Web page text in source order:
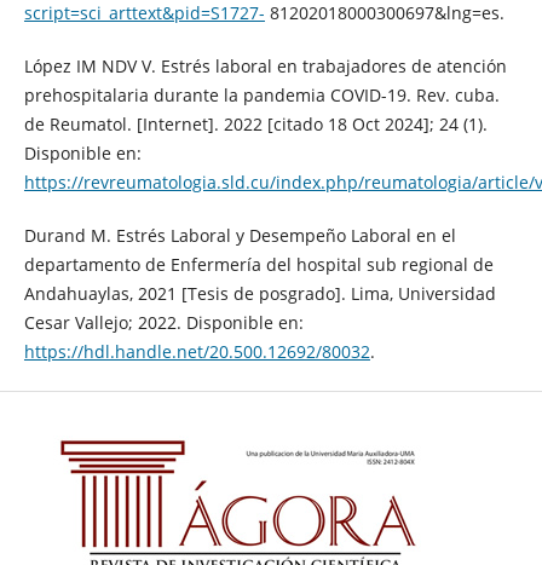
script=sci_arttext&pid=S1727- 81202018000300697&lng=es.
López IM NDV V. Estrés laboral en trabajadores de atención
prehospitalaria durante la pandemia COVID-19. Rev. cuba.
de Reumatol. [Internet]. 2022 [citado 18 Oct 2024]; 24 (1).
Disponible en:
https://revreumatologia.sld.cu/index.php/reumatologia/article/
Durand M. Estrés Laboral y Desempeño Laboral en el
departamento de Enfermería del hospital sub regional de
Andahuaylas, 2021 [Tesis de posgrado]. Lima, Universidad
Cesar Vallejo; 2022. Disponible en:
https://hdl.handle.net/20.500.12692/80032.